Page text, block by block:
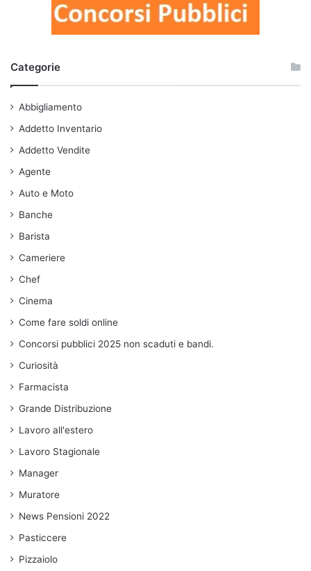
Categorie
Abbigliamento
Addetto Inventario
Addetto Vendite
Agente
Auto e Moto
Banche
Barista
Cameriere
Chef
Cinema
Come fare soldi online
Concorsi pubblici 2025 non scaduti e bandi.
Curiosità
Farmacista
Grande Distribuzione
Lavoro all'estero
Lavoro Stagionale
Manager
Muratore
News Pensioni 2022
Pasticcere
Pizzaiolo